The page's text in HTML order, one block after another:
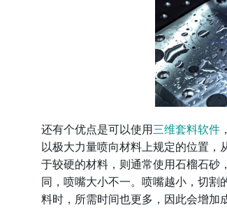
还有个优点是可以使用三维套料软件
以极大力量喷向材料上规定的位置
于较硬的材料，则通常使用石榴石砂
同，喷嘴大小不一。喷嘴越小，切
料时，所需时间也更多，因此会增加